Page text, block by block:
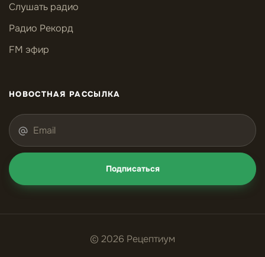
Слушать радио
Радио Рекорд
FM эфир
НОВОСТНАЯ РАССЫЛКА
Подписаться
© 2026 Рецептиум